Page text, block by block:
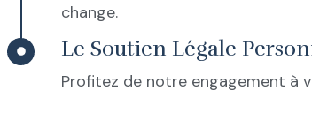
change.
Le Soutien Légale
Profitez de notre engagement à